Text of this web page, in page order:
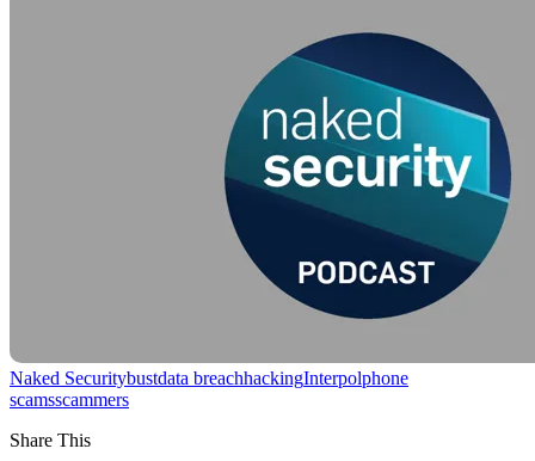
Naked Securitybustdata breachhackingInterpolphone
scamsscammers
Share This